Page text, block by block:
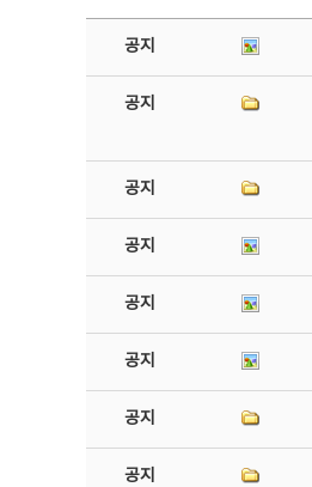
공지사항 목록 - 번호, 제목, 작성자, 파일, 조회수, 작성일 정보 제공
공지
공지
공지
공지
공지
공지
공지
공지